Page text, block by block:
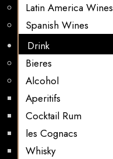
Latin America Wines
Spanish Wines
Drink
Bieres
Alcohol
Aperitifs
Cocktail Rum
les Cognacs
Whisky